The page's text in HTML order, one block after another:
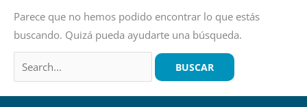
Parece que no hemos podido encontrar lo que estás
buscando. Quizá pueda ayudarte una búsqueda.